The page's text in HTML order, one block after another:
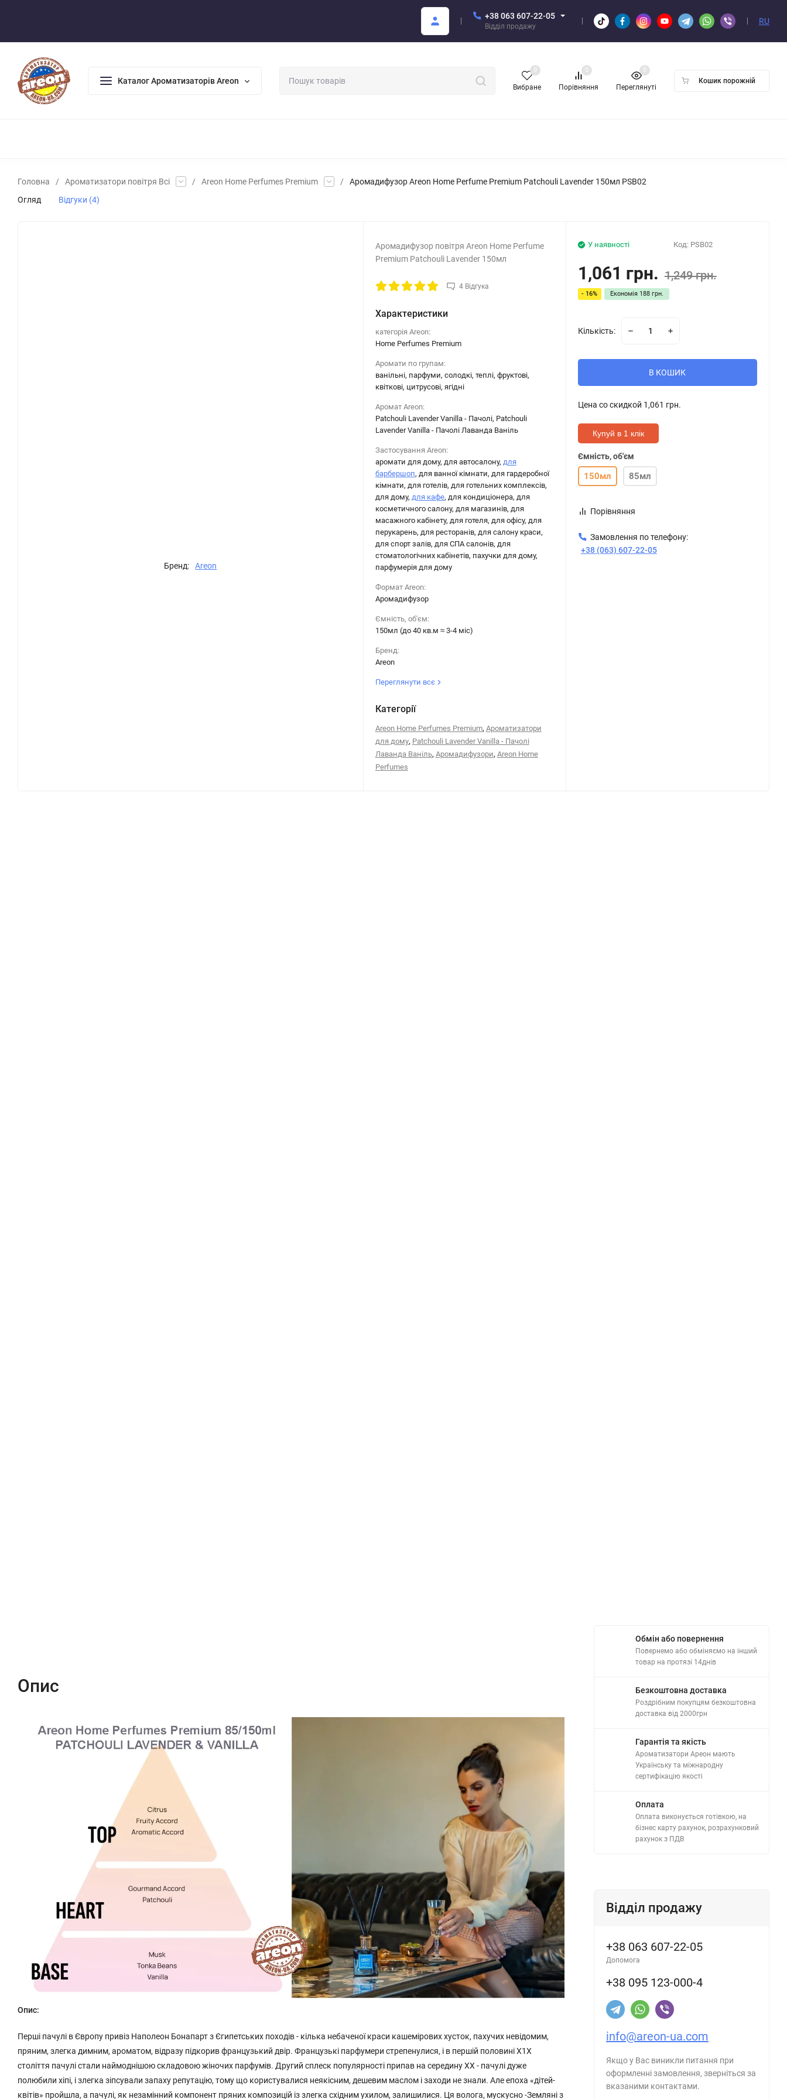
+38 063 607-22-05
Відділ продажу
RU
Каталог Ароматизаторів Areon
Вибране
0
Порівняння
0
Переглянуті
0
Кошик порожній
Головна / Ароматизатори повітря Всі / Areon Home Perfumes Premium /
Аромадифузор Areon Home Perfume Premium Patchouli Lavender 150мл PSB02
Огляд
Відгуки (4)
Бренд: Areon
Аромадифузор повітря Areon Home Perfume
Premium Patchouli Lavender 150мл
4 Відгука
Характеристики
категорія Areon:
Home Perfumes Premium
Аромати по групам:
ванільні, парфуми, солодкі, теплі, фруктові,
квіткові, цитрусові, ягідні
Аромат Areon:
Patchouli Lavender Vanilla - Пачолі, Patchouli
Lavender Vanilla - Пачолі Лаванда Ваніль
Застосування Areon:
аромати для дому, для автосалону, для
барбершоп, для ванної кімнати, для гардеробної
кімнати, для готелів, для готельних комплексів,
для дому, для кафе, для кондиціонера, для
косметичного салону, для магазинів, для
масажного кабінету, для готеля, для офісу, для
перукарень, для ресторанів, для салону краси,
для спорт залів, для СПА салонів, для
стоматологічних кабінетів, пахучки для дому,
парфумерія для дому
Формат Areon:
Аромадифузор
Ємність, об'єм:
150мл (до 40 кв.м ≈ 3-4 міс)
Бренд:
Areon
Переглянути всє
Категорії
Areon Home Perfumes Premium, Ароматизатори
для дому, Patchouli Lavender Vanilla - Пачолі
Лаванда Ваніль, Аромадифузори, Areon Home
Perfumes
У наявності Код: PSB02
1,061 грн. 1,249 грн.
- 16% Економія 188 грн.
Кількість:
В КОШИК
Цена со скидкой 1,061 грн.
Купуй в 1 клік
Ємність, об'єм
150мл 85мл
Порівняння
Замовлення по телефону:
+38 (063) 607-22-05
Опис
Опис:
Перші пачулі в Європу привіз Наполеон Бонапарт з Єгипетських походів - кілька небаченої краси кашемірових хусток, пахучих невідомим,
пряним, злегка димним, ароматом, відразу підкорив французький двір. Французькі парфумери стрепенулися, і в першій половині Х1Х
століття пачулі стали наймоднішою складовою жіночих парфумів. Другий сплеск популярності припав на середину ХХ - пачулі дуже
полюбили хіпі, і злегка зіпсували запаху репутацію, тому що користувалися неякісним, дешевим маслом і заходи не знали. Але епоха «дітей-
квітів» пройшла, а пачулі, як незамінний компонент пряних композицій із злегка східним ухилом, залишилися. Ця волога, мускусно -Земляні з
Обмін або повернення
Повернемо або обміняємо на інший
товар на протязі 14днів
Безкоштовна доставка
Роздрібним покупцям безкоштовна
доставка від 2000грн
Гарантія та якість
Ароматизатори Ареон мають
Українську та міжнародну
сертифікацію якості
Оплата
Оплата виконується готівкою, на
бізнес карту рахунок, розрахунковий
рахунок з ПДВ
Відділ продажу
+38 063 607-22-05
Допомога
+38 095 123-000-4
info@areon-ua.com
Якщо у Вас виникли питання при
оформленні замовлення, зверніться за
вказаними контактами.